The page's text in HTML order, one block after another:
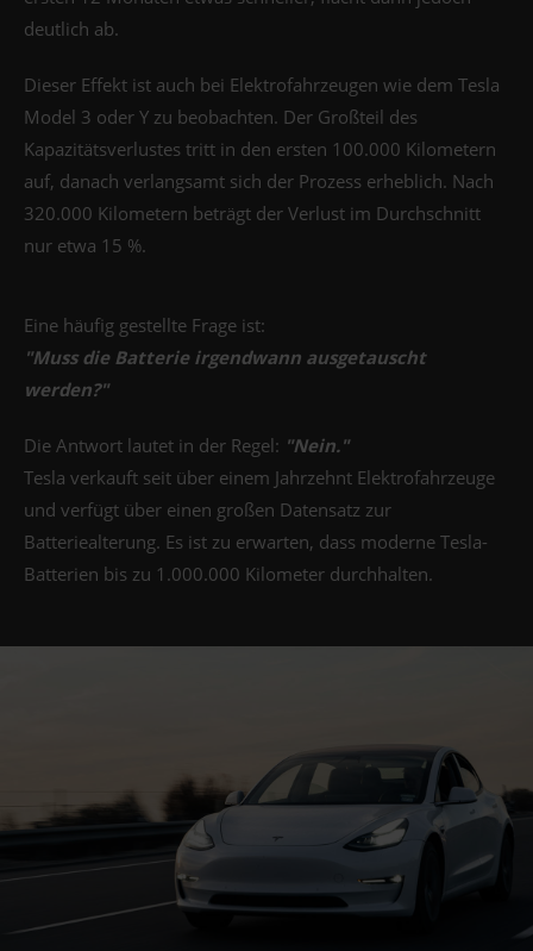
deutlich ab.
Dieser Effekt ist auch bei Elektrofahrzeugen wie dem Tesla
Model 3 oder Y zu beobachten. Der Großteil des
Kapazitätsverlustes tritt in den ersten 100.000 Kilometern
auf, danach verlangsamt sich der Prozess erheblich. Nach
320.000 Kilometern beträgt der Verlust im Durchschnitt
nur etwa 15 %.
Eine häufig gestellte Frage ist:
"Muss die Batterie irgendwann ausgetauscht
werden?"
Die Antwort lautet in der Regel: "Nein."
Tesla verkauft seit über einem Jahrzehnt Elektrofahrzeuge
und verfügt über einen großen Datensatz zur
Batteriealterung. Es ist zu erwarten, dass moderne Tesla-
Batterien bis zu 1.000.000 Kilometer durchhalten.